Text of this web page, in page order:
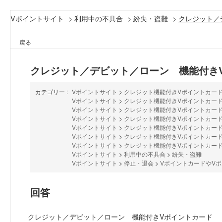
Vポイントサイト > 利用中の不具合 > 紛失・盗難 > クレジット
戻る
クレジット／デビット／ローン 機能付
カテゴリー : Vポイントサイト > クレジット機能付きVポイントカー
Vポイントサイト > クレジット機能付きVポイントカー
Vポイントサイト > クレジット機能付きVポイントカー
Vポイントサイト > クレジット機能付きVポイントカー
Vポイントサイト > クレジット機能付きVポイントカー
Vポイントサイト > クレジット機能付きVポイントカー
Vポイントサイト > クレジット機能付きVポイントカー
Vポイントサイト > 利用中の不具合 > 紛失・盗難
Vポイントサイト > 停止・退会 > VポイントカードやV
回答
クレジット／デビット／ローン 機能付きVポイントカード